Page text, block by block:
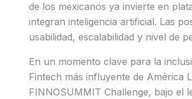
de los mexicanos ya invierte en
integran inteligencia artificial. Las
usabilidad, escalabilidad y nivel de
En un momento clave para la
Fintech más influyente de América
FINNOSUMMIT Challenge, bajo el